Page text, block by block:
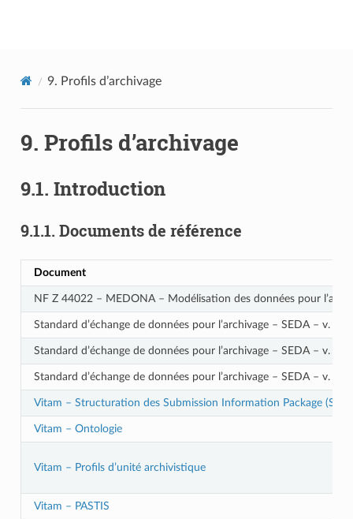
9. Profils d’archivage
9. Profils d’archivage
9.1. Introduction
9.1.1. Documents de référence
Document
NF Z 44022 – MEDONA – Modélisation des données pour
Standard d’échange de données pour l’archivage – SEDA – v. 2.1
Standard d’échange de données pour l’archivage – SEDA – v. 2.2
Standard d’échange de données pour l’archivage – SEDA – v. 2.3
Vitam – Structuration des Submission Information Package (SIP)
Vitam – Ontologie
Vitam – Profils d’unité archivistique
Vitam – PASTIS